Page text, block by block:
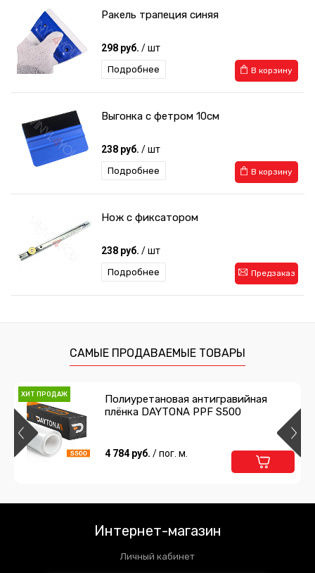
Ракель трапеция синяя
298 руб. / шт
В корзину
Подробнее
Выгонка с фетром 10см
238 руб. / шт
В корзину
Подробнее
Нож с фиксатором
238 руб. / шт
Предзаказ
Подробнее
1 485 руб./ шт
215 руб./ шт
Предзаказ
САМЫЕ ПРОДАВАЕМЫЕ ТОВАРЫ
ХИТ ПРОДАЖ
Полиуретановая антигравийная
плёнка DAYTONA PPF S500
4 784 руб. / пог. м.
Интернет-магазин
Личный кабинет